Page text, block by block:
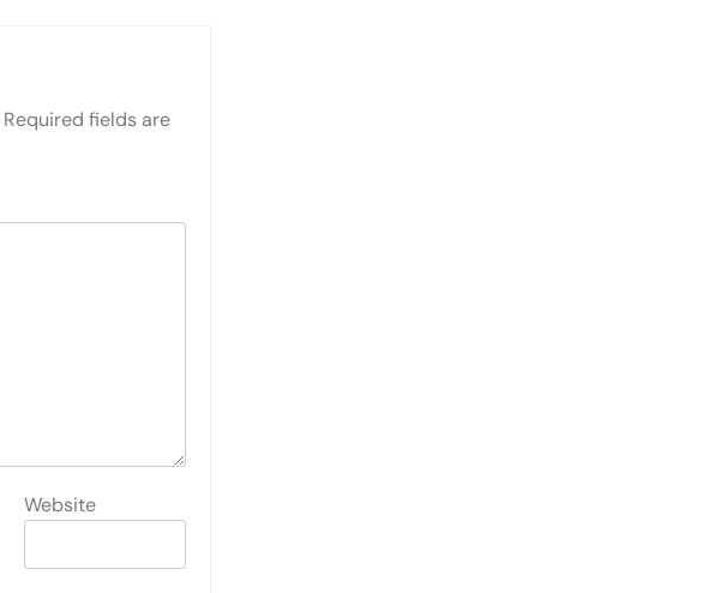
Required fields are
Website